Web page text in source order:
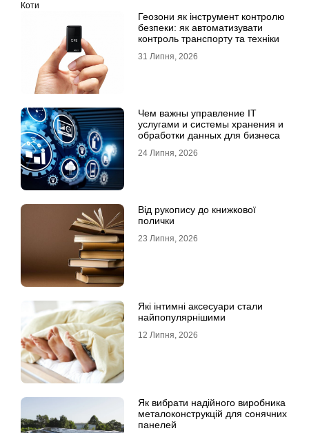
Коти
Геозони як інструмент контролю
безпеки: як автоматизувати
контроль транспорту та техніки
31 Липня, 2026
Чем важны управление IT
услугами и системы хранения и
обработки данных для бизнеса
24 Липня, 2026
Від рукопису до книжкової
полички
23 Липня, 2026
Які інтимні аксесуари стали
найпопулярнішими
12 Липня, 2026
Як вибрати надійного виробника
металоконструкцій для сонячних
панелей